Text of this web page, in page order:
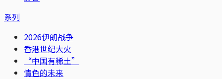
系列
2026伊朗战争
香港世纪大火
“中国有稀土”
情色的未来